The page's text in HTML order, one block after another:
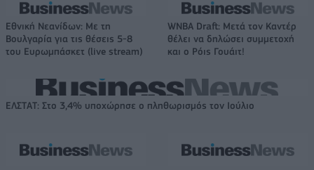
Εθνική Νεανίδων: Με τη
Βουλγαρία για τις θέσεις 5-8
του Ευρωμπάσκετ (live stream)
WNBA Draft: Μετά τον Καντέρ
θέλει να δηλώσει συμμετοχή
και ο Ρόις Γουάιτ!
ΕΛΣΤΑΤ: Στο 3,4% υποχώρησε ο πληθωρισμός τον Ιούλιο